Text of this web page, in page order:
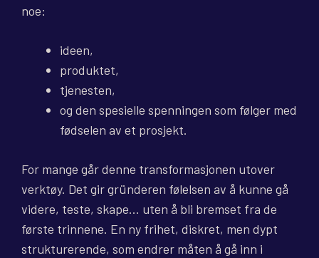
noe:
ideen,
produktet,
tjenesten,
og den spesielle spenningen som følger med
fødselen av et prosjekt.
For mange går denne transformasjonen utover
verktøy. Det gir gründeren følelsen av å kunne gå
videre, teste, skape… uten å bli bremset fra de
første trinnene. En ny frihet, diskret, men dypt
strukturerende, som endrer måten å gå inn i